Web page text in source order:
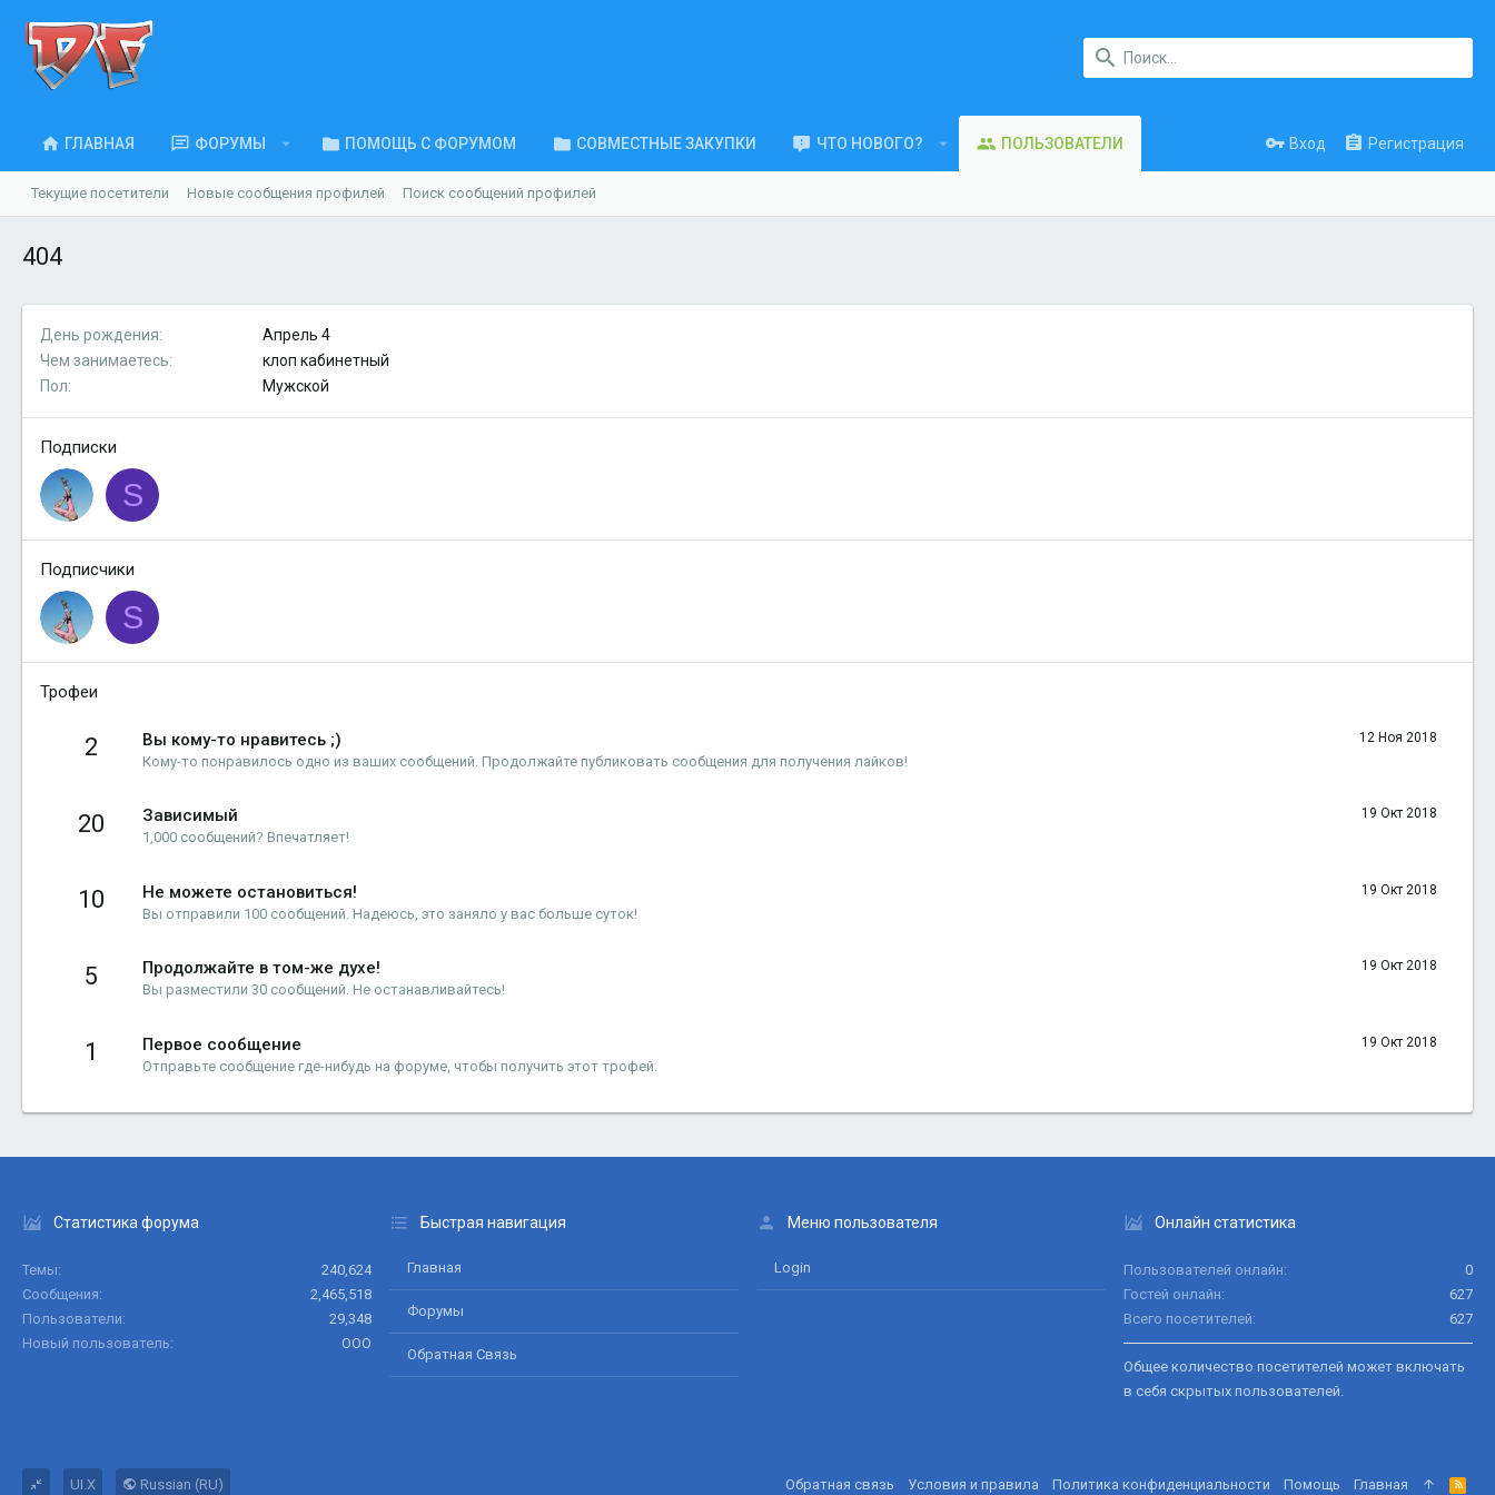
ГЛАВНАЯ ФОРУМЫ ПОМОЩЬ С ФОРУМОМ СОВМЕСТНЫЕ ЗАКУПКИ ЧТО НОВОГО? ПОЛЬЗОВАТЕЛИ Вход Регистрация
Текущие посетители Новые сообщения профилей Поиск сообщений профилей
404
День рождения
Апрель 4
Чем занимаетесь
клоп кабинетный
Пол
Мужской
Подписки
S
Подписчики
S
Трофеи
2 12 Ноя 2018
Вы кому-то нравитесь ;)
Кому-то понравилось одно из ваших сообщений. Продолжайте публиковать сообщения для получения лайков!
20 19 Окт 2018
Зависимый
1,000 сообщений? Впечатляет!
10 19 Окт 2018
Не можете остановиться!
Вы отправили 100 сообщений. Надеюсь, это заняло у вас больше суток!
5 19 Окт 2018
Продолжайте в том-же духе!
Вы разместили 30 сообщений. Не останавливайтесь!
1 19 Окт 2018
Первое сообщение
Отправьте сообщение где-нибудь на форуме, чтобы получить этот трофей.
Статистика форума
Темы
240,624
Сообщения
2,465,518
Пользователи
29,348
Новый пользователь
ООО
Быстрая навигация
Главная
Форумы
Обратная Связь
Меню пользователя
Login
Онлайн статистика
Пользователей онлайн
0
Гостей онлайн
627
Всего посетителей
627
Общее количество посетителей может включать
в себя скрытых пользователей.
UI.X Russian (RU) Обратная связь Условия и правила Политика конфиденциальности Помощь Главная
R